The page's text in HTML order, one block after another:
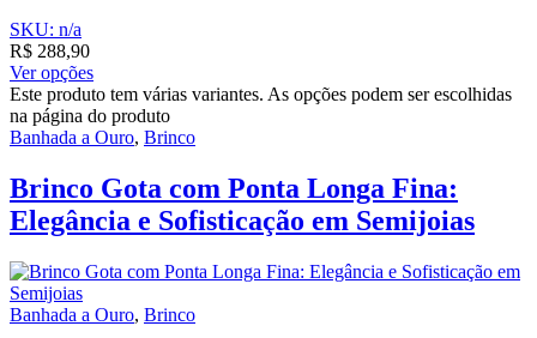
SKU: n/a
R$ 288,90
Ver opções
Este produto tem várias variantes. As opções podem ser escolhidas
na página do produto
Banhada a Ouro, Brinco
Brinco Gota com Ponta Longa Fina:
Elegância e Sofisticação em Semijoias
Banhada a Ouro, Brinco